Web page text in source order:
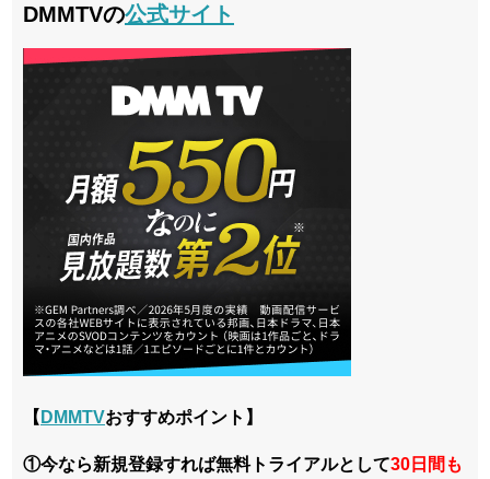
DMMTVの公式サイト
【 DMMTVおすすめポイント】
①今なら新規登録すれば無料トライアルとして30日間も